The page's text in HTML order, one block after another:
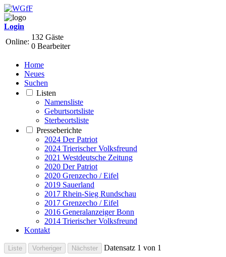
Login
Online:
132 Gäste
0 Bearbeiter
Home
Neues
Suchen
Listen
Namensliste
Geburtsortsliste
Sterbeortsliste
Presseberichte
2024 Der Patriot
2024 Trierischer Volksfreund
2021 Westdeutsche Zeitung
2020 Der Patriot
2020 Grenzecho / Eifel
2019 Sauerland
2017 Rhein-Sieg Rundschau
2017 Grenzecho / Eifel
2016 Generalanzeiger Bonn
2014 Trierischer Volksfreund
Kontakt
Datensatz 1 von 1